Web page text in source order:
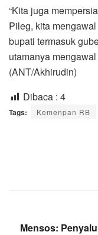
“Kita juga
Pileg, kita
bupati termasuk
utamanya
(ANT/Akhirudin)
Dibaca : 4
Tags: Kemenpan RB
Mensos: